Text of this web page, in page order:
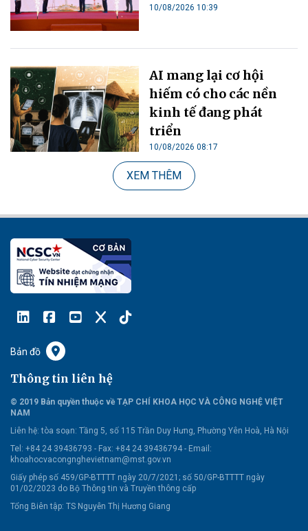
10/08/2026 10:39
AI mang lại cơ hội
hiếm có cho các nền
kinh tế đang phát
triển
10/08/2026 08:17
XEM THÊM
Bản đồ
Thông tin liên hệ
© 2019 Bản quyền thuộc về TẠP CHÍ KHOA HỌC VÀ CÔNG NGHỆ VIỆT
NAM
Liên hệ: tòa soạn: Tầng 5, số 115 Trần Duy Hưng, Phường Yên Hoà, Hà Nội
Tel: +84 24 39436793 - Fax: +84 24 39436794 - Email:
khoahocvacongnghevietnam@mst.gov.vn
Giấy phép số 459/GP-BTTTT ngày 20/7/2021; số 50/GP-BTTTT ngày
01/02/2023 do Bộ Thông tin và Truyền thông cấp
Tổng Biên tập: TS Nguyễn Thị Hương Giang